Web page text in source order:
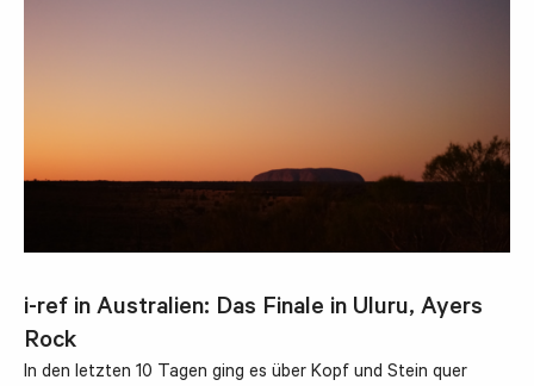
i-ref in Australien: Das Finale in Uluru, Ayers
Rock
In den letzten 10 Tagen ging es über Kopf und Stein quer